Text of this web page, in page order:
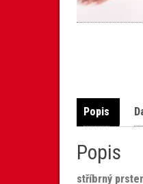
Popis
Popis
stříbrný